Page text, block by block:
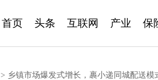
首页 头条 互联网 产业 保
> 乡镇市场爆发式增长，裹小递同城配送模